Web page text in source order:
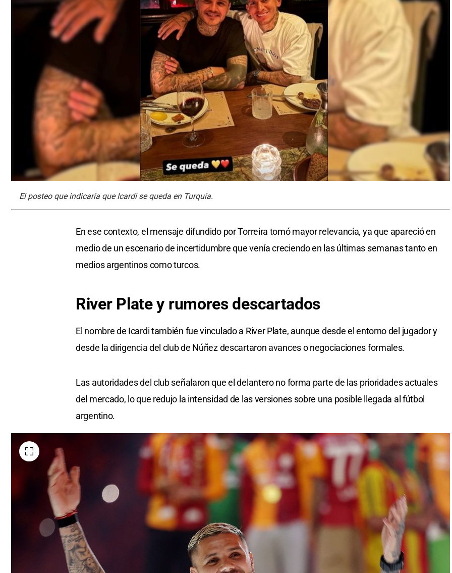
El posteo que indicaría que Icardi se queda en Turquía.
En ese contexto, el mensaje difundido por Torreira tomó mayor relevancia, ya que apareció en
medio de un escenario de incertidumbre que venía creciendo en las últimas semanas tanto en
medios argentinos como turcos.
River Plate y rumores descartados
El nombre de Icardi también fue vinculado a River Plate, aunque desde el entorno del jugador y
desde la dirigencia del club de Núñez descartaron avances o negociaciones formales.
Las autoridades del club señalaron que el delantero no forma parte de las prioridades actuales
del mercado, lo que redujo la intensidad de las versiones sobre una posible llegada al fútbol
argentino.